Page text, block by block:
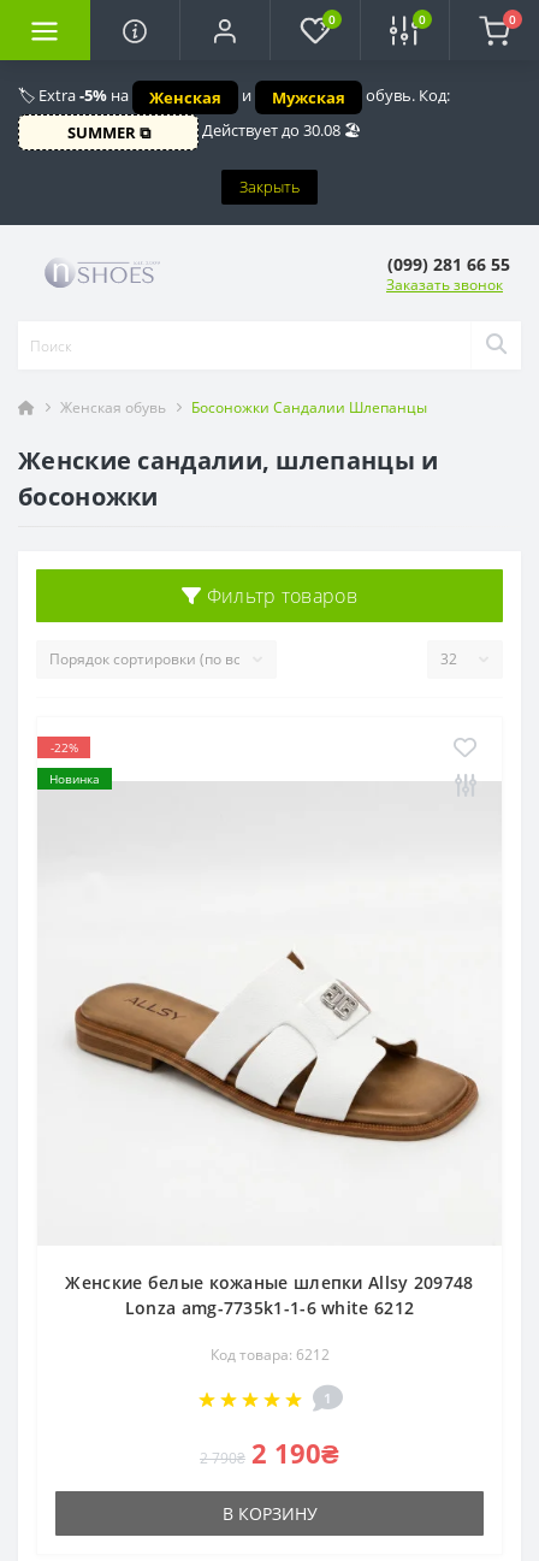
🏷️ Extra-5% на Женская и Мужская
обувь. Код:
SUMMER ⧉
Действует до 30.08 🏖️
Закрыть
0 0 0
(099) 281 66 55
Заказать звонок
Женская обувь Босоножки Сандалии Шлепанцы
Женские сандалии, шлепанцы и
босоножки
Фильтр товаров
-22%
Новинка
Женские белые кожаные шлепки Allsy 209748
Lonza amg-7735k1-1-6 white 6212
Код товара: 6212
1
2 790₴ 2 190₴
В КОРЗИНУ